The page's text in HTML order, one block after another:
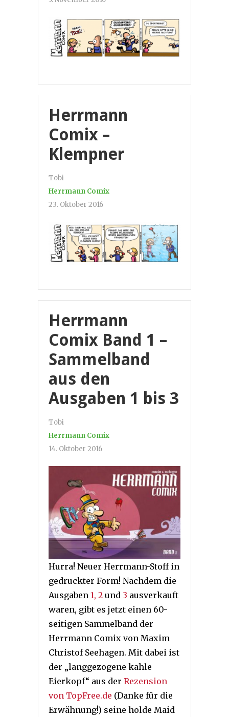
Herrmann
Comix –
Klempner
Tobi
Herrmann Comix
23. Oktober 2016
Herrmann
Comix Band 1 –
Sammelband
aus den
Ausgaben 1 bis 3
Tobi
Herrmann Comix
14. Oktober 2016
Hurra! Neuer Herrmann-Stoff in
gedruckter Form! Nachdem die
Ausgaben 1, 2 und 3 ausverkauft
waren, gibt es jetzt einen 60-
seitigen Sammelband der
Herrmann Comix von Maxim
Christof Seehagen. Mit dabei ist
der „langgezogene kahle
Eierkopf“ aus der Rezension
von TopFree.de (Danke für die
Erwähnung!) seine holde Maid